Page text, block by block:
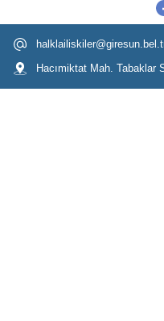
Hacımiktat Mah. Tabaklar